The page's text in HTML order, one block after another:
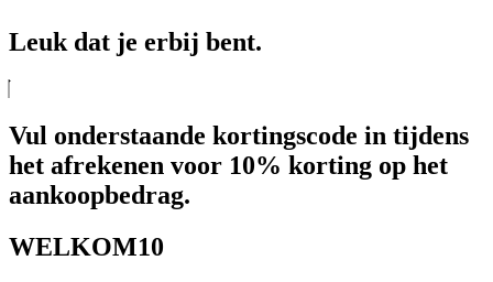
Leuk dat je erbij bent.
Vul onderstaande kortingscode in tijdens
het afrekenen voor 10% korting op het
aankoopbedrag.
WELKOM10